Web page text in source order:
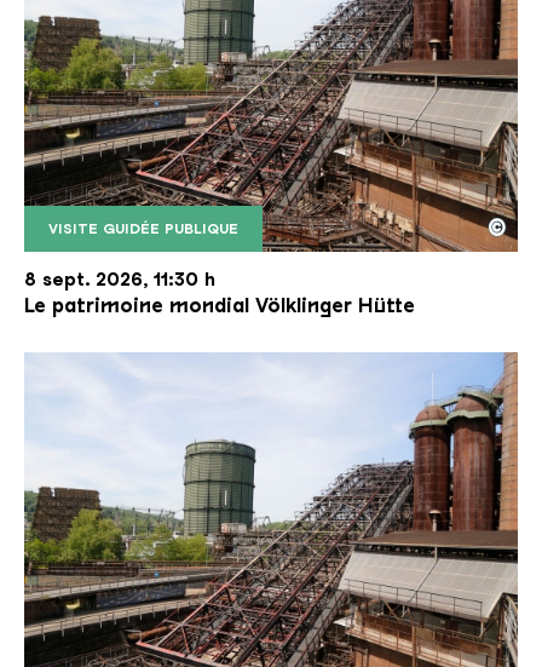
VISITE GUIDÉE PUBLIQUE
Le monte-charge incliné de la Völklinger Hütte
Copyright: Weltkulturerbe Völklinger Hütte | Karl
©
8 sept. 2026, 11:30 h
Le patrimoine mondial Völklinger Hütte